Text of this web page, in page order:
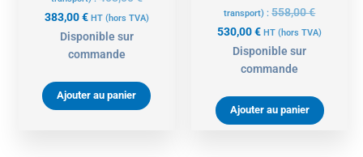
383,00€ HT (hors TVA)
Disponible sur
commande
Ajouter au panier
transport) :558,00€
530,00€ HT (hors TVA)
Disponible sur
commande
Ajouter au panier